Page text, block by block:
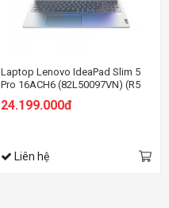
Laptop Lenovo IdeaPad Slim 5
Pro 16ACH6 (82L50097VN) (R5
5600H/8GB RAM/512GB SSD/16
WQXGA 120Hz/GTX 1650
24.199.000đ
Liên hệ